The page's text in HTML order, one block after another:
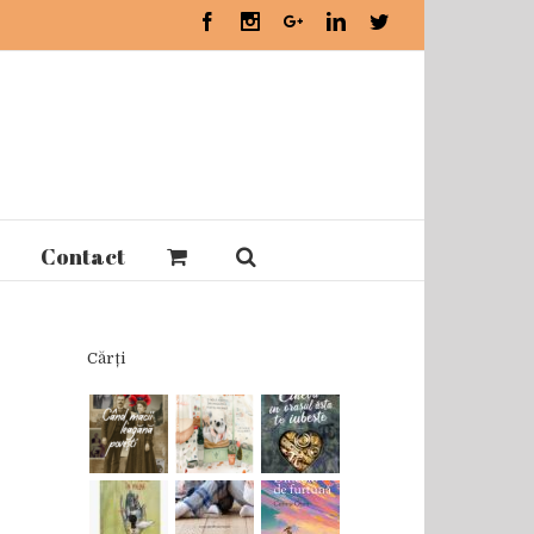
FacebookInstagramGoogle+LinkedinTwitter
Contact
Cărți